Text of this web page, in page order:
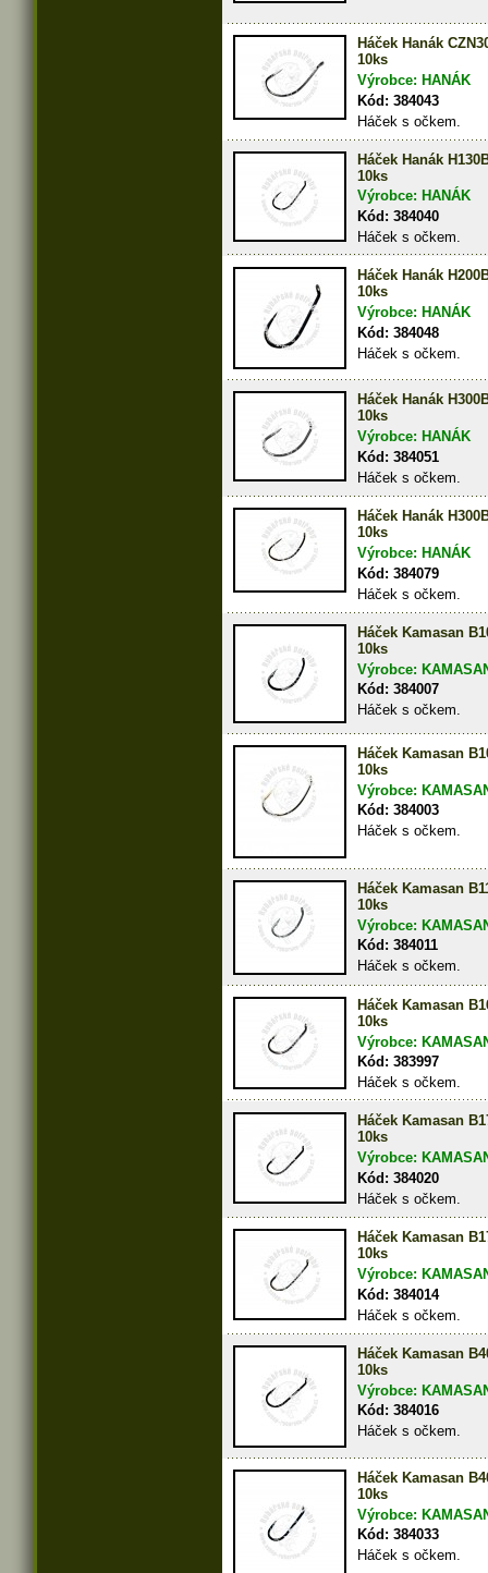
Háček Hanák
10ks
Výrobce: HANÁK
Kód: 384043
Háček s očkem.
Háček Hanák
10ks
Výrobce: HANÁK
Kód: 384040
Háček s očkem.
Háček Hanák
10ks
Výrobce: HANÁK
Kód: 384048
Háček s očkem.
Háček Hanák
10ks
Výrobce: HANÁK
Kód: 384051
Háček s očkem.
Háček Hanák
10ks
Výrobce: HANÁK
Kód: 384079
Háček s očkem.
Háček Kamasan
10ks
Výrobce:
Kód: 384007
Háček s očkem.
Háček Kamasan
10ks
Výrobce:
Kód: 384003
Háček s očkem.
Háček Kamasan
10ks
Výrobce:
Kód: 384011
Háček s očkem.
Háček Kamasan
10ks
Výrobce:
Kód: 383997
Háček s očkem.
Háček Kamasan
10ks
Výrobce:
Kód: 384020
Háček s očkem.
Háček Kamasan
10ks
Výrobce:
Kód: 384014
Háček s očkem.
Háček Kamasan
10ks
Výrobce:
Kód: 384016
Háček s očkem.
Háček Kamasan
10ks
Výrobce:
Kód: 384033
Háček s očkem.